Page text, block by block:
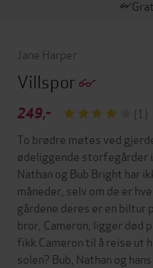
Jane Harper
Villspor
249,-
(1)
To brødre møtes ved
ødeliggende storfegårder
Nathan og Bub Bright har
måneder, selv om de er
gårdene deres er en
bror, Cameron, ligger død
fikk Cameron til å reise ut
solen? Bub, Nathan og